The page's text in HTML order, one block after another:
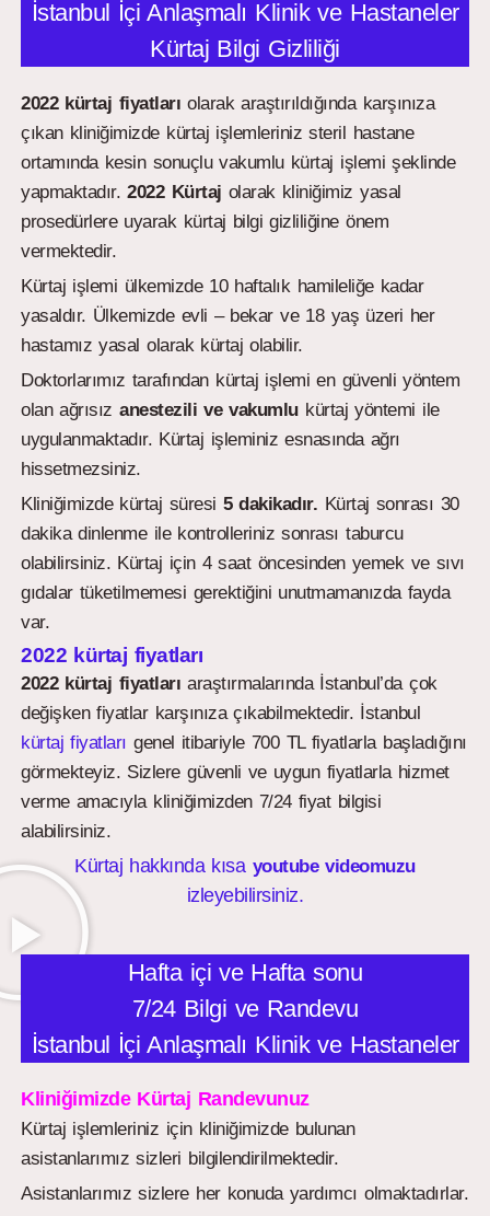
İstanbul İçi Anlaşmalı Klinik ve Hastaneler
Kürtaj Bilgi Gizliliği
2022 kürtaj fiyatları olarak araştırıldığında karşınıza
çıkan kliniğimizde kürtaj işlemleriniz steril hastane
ortamında kesin sonuçlu vakumlu kürtaj işlemi şeklinde
yapmaktadır.2022Kürtaj olarak kliniğimiz yasal
prosedürlere uyarak kürtaj bilgi gizliliğine önem
vermektedir.
Kürtaj işlemi ülkemizde 10 haftalık hamileliğe kadar
yasaldır. Ülkemizde evli – bekar ve 18 yaş üzeri her
hastamız yasal olarak kürtaj olabilir.
Doktorlarımız tarafından kürtaj işlemi en güvenli yöntem
olan ağrısızanestezili ve vakumlukürtaj yöntemi ile
uygulanmaktadır. Kürtaj işleminiz esnasında ağrı
hissetmezsiniz.
Kliniğimizde kürtaj süresi 5 dakikadır. Kürtaj sonrası 30
dakika dinlenme ile kontrolleriniz sonrası taburcu
olabilirsiniz. Kürtaj için 4 saat öncesinden yemek ve sıvı
gıdalar tüketilmemesi gerektiğini unutmamanızda fayda
var.
2022 kürtaj fiyatları
2022 kürtaj fiyatları araştırmalarında İstanbul’da çok
değişken fiyatlar karşınıza çıkabilmektedir. İstanbul
kürtaj fiyatları genel itibariyle 700 TL fiyatlarla başladığını
görmekteyiz. Sizlere güvenli ve uygun fiyatlarla hizmet
verme amacıyla kliniğimizden 7/24 fiyat bilgisi
alabilirsiniz.
Kürtaj hakkında kısa youtube videomuzu
izleyebilirsiniz.
Hafta içi ve Hafta sonu
7/24 Bilgi ve Randevu
İstanbul İçi Anlaşmalı Klinik ve Hastaneler
Kliniğimizde Kürtaj Randevunuz
Kürtaj işlemleriniz için kliniğimizde bulunan
asistanlarımız sizleri bilgilendirilmektedir.
Asistanlarımız sizlere her konuda yardımcı olmaktadırlar.